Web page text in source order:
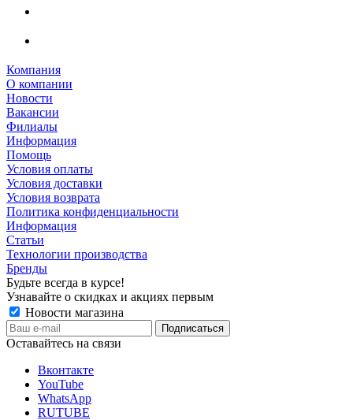
Компания
О компании
Новости
Вакансии
Филиалы
Информация
Помощь
Условия оплаты
Условия доставки
Условия возврата
Политика конфиденциальности
Информация
Статьи
Технологии производства
Бренды
Будьте всегда в курсе!
Узнавайте о скидках и акциях первым
Новости магазина
Оставайтесь на связи
Вконтакте
YouTube
WhatsApp
RUTUBE